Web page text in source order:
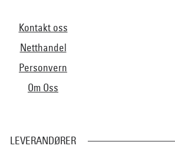
Kontakt oss
Netthandel
Personvern
Om Oss
LEVERANDØRER